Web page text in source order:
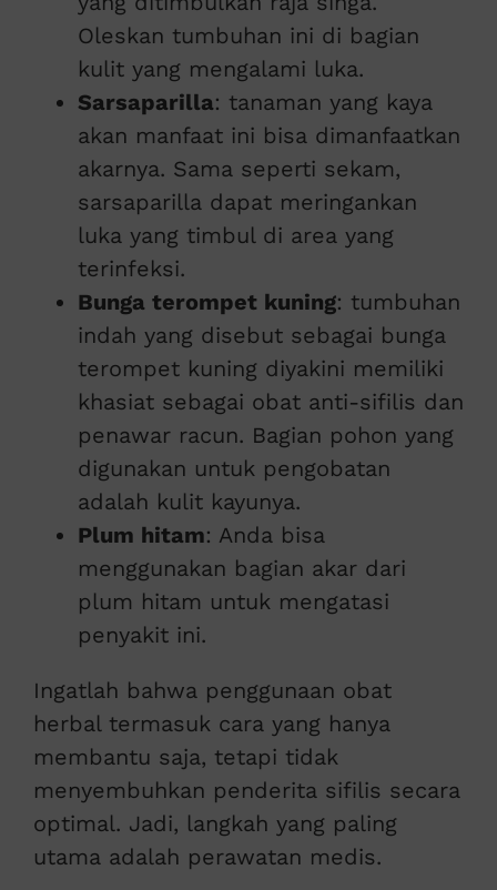
Oleskan tumbuhan ini di bagian
kulit yang mengalami luka.
Sarsaparilla: tanaman yang kaya
akan manfaat ini bisa dimanfaatkan
akarnya. Sama seperti sekam,
sarsaparilla dapat meringankan
luka yang timbul di area yang
terinfeksi.
Bunga terompet kuning: tumbuhan
indah yang disebut sebagai bunga
terompet kuning diyakini memiliki
khasiat sebagai obat anti-sifilis dan
penawar racun. Bagian pohon yang
digunakan untuk pengobatan
adalah kulit kayunya.
Plum hitam: Anda bisa
menggunakan bagian akar dari
plum hitam untuk mengatasi
penyakit ini.
Ingatlah bahwa penggunaan obat
herbal termasuk cara yang hanya
membantu saja, tetapi tidak
menyembuhkan penderita sifilis secara
optimal. Jadi, langkah yang paling
utama adalah perawatan medis.